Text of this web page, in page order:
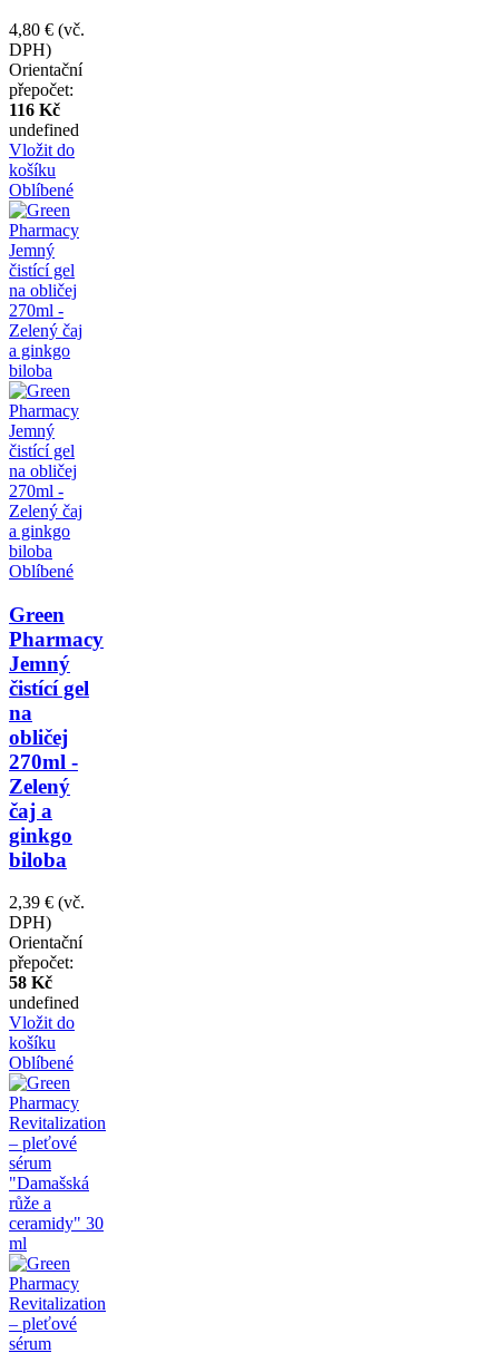
4,80 € (vč.
DPH)
Orientační
přepočet:
116 Kč
undefined
Vložit do
košíku
Oblíbené
Oblíbené
Green
Pharmacy
Jemný
čistící gel
na
obličej
270ml -
Zelený
čaj a
ginkgo
biloba
2,39 € (vč.
DPH)
Orientační
přepočet:
58 Kč
undefined
Vložit do
košíku
Oblíbené